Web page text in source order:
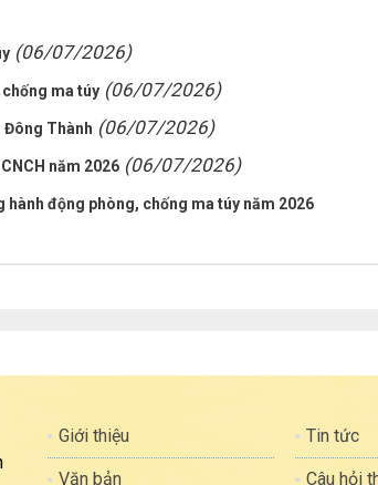
(06/07/2026)
ma túy (06/07/2026)
Đông Thành (06/07/2026)
năm 2026 (06/07/2026)
động phòng, chống ma túy năm 2026
Giới thiệu Tin tức
Văn bản Câu hỏi